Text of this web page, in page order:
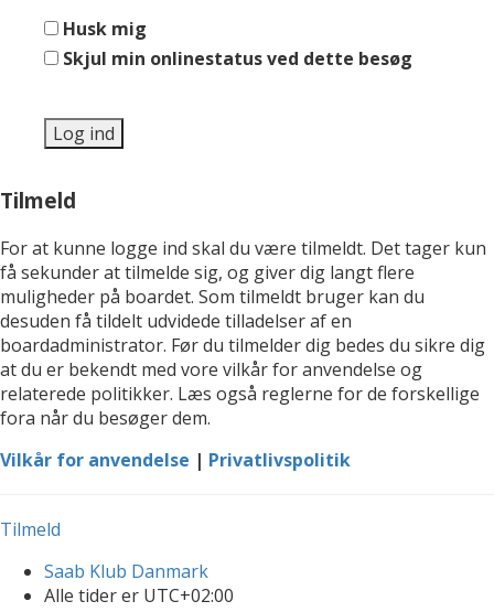
Husk mig
Skjul min onlinestatus ved dette besøg
Tilmeld
For at kunne logge ind skal du være tilmeldt. Det tager kun
få sekunder at tilmelde sig, og giver dig langt flere
muligheder på boardet. Som tilmeldt bruger kan du
desuden få tildelt udvidede tilladelser af en
boardadministrator. Før du tilmelder dig bedes du sikre dig
at du er bekendt med vore vilkår for anvendelse og
relaterede politikker. Læs også reglerne for de forskellige
fora når du besøger dem.
Vilkår for anvendelse | Privatlivspolitik
Tilmeld
Saab Klub Danmark
Alle tider er UTC+02:00